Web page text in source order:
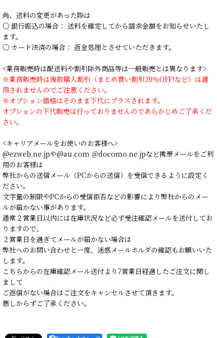
尚、送料の変更があった際は
○ 銀行振込の場合： 送料を確定してから請求金額をお知らせいたし
ます。
○ カード決済の場合： 返金処理とさせていただきます。
<業務販売時は配送料や割引除外商品等は一般販売とは異なります>
※業務販売時は複数購入割引（まとめ買い割引20％OFF!など）は適
用されませんのでご注意ください。
※オプション価格はそのまま下代にプラスされます。
オプションの下代販売は行っておりませんのであらかじめご了承くだ
さい。
<キャリアメールをお使いのお客様へ>
@ezweb.ne.jpや@au.com ＠docomo.ne.jpなど携帯メールをご利
用のお客様は
弊社からの送信メール（PCからの送信）を受信できるように設定く
ださい。
文字量の制限やPCからの受信拒否などの影響により弊社からのメー
ルが届かない事があります。
通常２営業日以内には在庫状況など必ず受注確認メールを送付してお
りますので、
２営業日を過ぎてメールが届かない場合は
弊社へのお問い合わせと一度、迷惑メールホルダの確認もお願いいた
します。
こちらからの在庫確認メール送付より7営業日経過したご注文に関し
まして
ご返信がない場合はご注文をキャンセルさせて頂きます。
悪しからずご了承ください。